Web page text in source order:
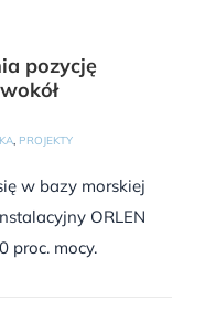
pozycję
, PROJEKTY
w bazy morskiej
ORLEN
proc. mocy.